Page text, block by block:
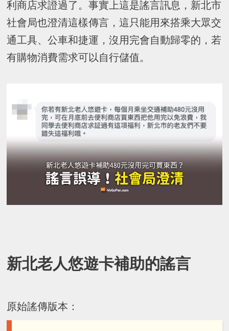
利商店求證過了。事實上這是謠言訊息，新北市
社會局也澄清這樣傳言，這只能用來搭乘大眾交
通工具、公車和捷運，沒用完會自動歸零的，若
有購物消費需求可以自行儲值。
新北老人悠遊卡補助的謠言
原始謠傳版本：